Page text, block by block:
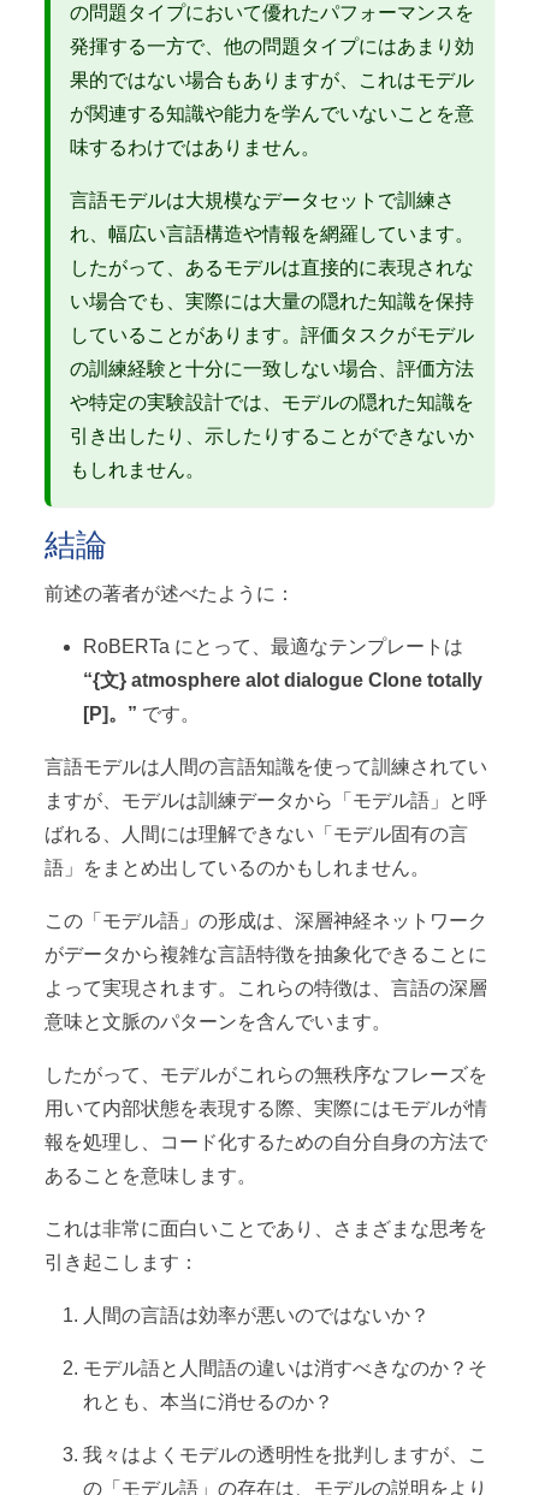
の問題タイプにおいて優れたパフォーマンスを
発揮する一方で、他の問題タイプにはあまり効
果的ではない場合もありますが、これはモデル
が関連する知識や能力を学んでいないことを意
味するわけではありません。
言語モデルは大規模なデータセットで訓練さ
れ、幅広い言語構造や情報を網羅しています。
したがって、あるモデルは直接的に表現されな
い場合でも、実際には大量の隠れた知識を保持
していることがあります。評価タスクがモデル
の訓練経験と十分に一致しない場合、評価方法
や特定の実験設計では、モデルの隠れた知識を
引き出したり、示したりすることができないか
もしれません。
結論
前述の著者が述べたように：
RoBERTa にとって、最適なテンプレートは
“{文} atmosphere alot dialogue Clone totally
[P]。” です。
言語モデルは人間の言語知識を使って訓練されてい
ますが、モデルは訓練データから「モデル語」と呼
ばれる、人間には理解できない「モデル固有の言
語」をまとめ出しているのかもしれません。
この「モデル語」の形成は、深層神経ネットワーク
がデータから複雑な言語特徴を抽象化できることに
よって実現されます。これらの特徴は、言語の深層
意味と文脈のパターンを含んでいます。
したがって、モデルがこれらの無秩序なフレーズを
用いて内部状態を表現する際、実際にはモデルが情
報を処理し、コード化するための自分自身の方法で
あることを意味します。
これは非常に面白いことであり、さまざまな思考を
引き起こします：
人間の言語は効率が悪いのではないか？
モデル語と人間語の違いは消すべきなのか？そ
れとも、本当に消せるのか？
我々はよくモデルの透明性を批判しますが、こ
の「モデル語」の存在は、モデルの説明をより